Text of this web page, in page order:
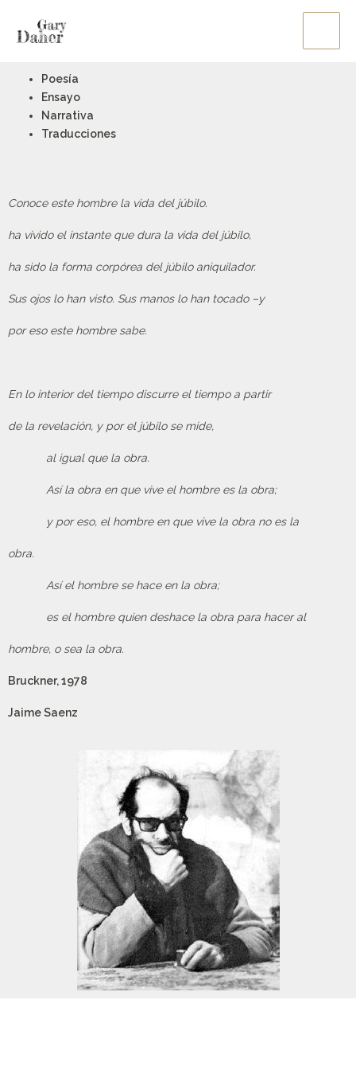
Main
Menu
Poesía
Ensayo
Narrativa
Traducciones
Conoce este hombre la vida del júbilo.
ha vivido el instante que dura la vida del júbilo,
ha sido la forma corpórea del júbilo aniquilador.
Sus ojos lo han visto. Sus manos lo han tocado –y
por eso este hombre sabe.
En lo interior del tiempo discurre el tiempo a partir
de la revelación, y por el júbilo se mide,
al igual que la obra.
Así la obra en que vive el hombre es la obra;
y por eso, el hombre en que vive la obra no es la
obra.
Así el hombre se hace en la obra;
es el hombre quien deshace la obra para hacer al
hombre, o sea la obra.
Bruckner, 1978
Jaime Saenz